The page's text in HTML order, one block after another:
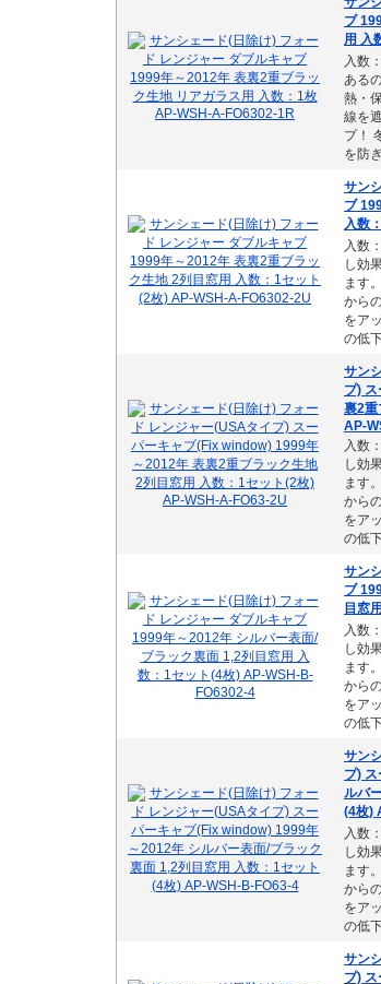
ブ
用 入
入数
ある
熱・
線を
プ！
を防
サン
ブ
入数
入数
し効
ます
から
をア
の低
サン
プ)
裏2重
AP-
入数
し効
ます
から
をア
の低
サン
ブ
目窓
入数
し効
ます
から
をア
の低
サン
プ)
ルバ
(4枚)
入数
し効
ます
から
をア
の低
サン
プ)